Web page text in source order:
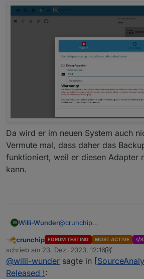
nur im neuem System finde
vorhanden
github:	0.4.15-alpha.1
latest:	0.4.14 for 22
Da wird er im neuen System auch
Vermute mal, dass daher das
funktioniert, weil er diesen Adapter
kann.
W Willi-Wunder@crunchip
Abwesend
crunchip FORUM TESTING MOST ACTIVE
schrieb am 23. Dez. 2023, 12:16
zuletzt editiert von crunchip
@willi-wunder sagte in
Released !: